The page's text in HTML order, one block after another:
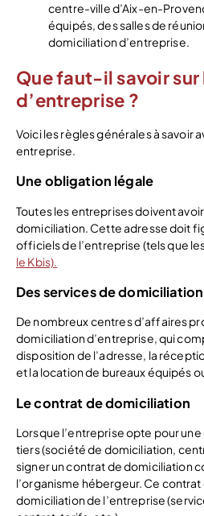
centre-ville d’Aix-en-
équipés, des salles de
domiciliation d’entreprise.
Que faut-il savoir
d’entreprise ?
Voici les règles générales à savoir
entreprise.
Une obligation légale
Toutes les entreprises doivent
domiciliation. Cette adresse doit
officiels de l’entreprise (tels que
le Kbis).
Des services de domiciliation
De nombreux centres d’affaires
domiciliation d’entreprise, qui
disposition de l’adresse, la
et la location de bureaux équipés
Le contrat de domiciliation
Lorsque l’entreprise opte pour
tiers (société de domiciliation,
signer un contrat de domiciliation
l’organisme hébergeur. Ce
domiciliation de l’entreprise